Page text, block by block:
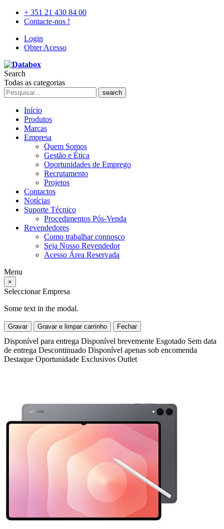
+ 351 21 430 84 00
Contacte-nos !
Login
Obter Acesso
Search
Todas as categorias
search
Início
Produtos
Marcas
Empresa
Quem Somos
Gestão e Ética
Oportunidades de Emprego
Recrutamento
Projetos
Contactos
Notícias
Suporte Técnico
Procedimentos Pós-Venda
Revendedores
Como trabalhar connosco
Seja Nosso Revendedor
Acesso Área Reservada
Menu
×
Seleccionar Empresa
Some text in the modal.
Gravar Gravar e limpar carrinho Fechar
Disponível para entrega Disponível brevemente Esgotado Sem data
de entrega Descontinuado Disponível apenas sob encomenda
Destaque Oportunidade Exclusivos Outlet